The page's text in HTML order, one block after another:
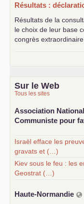
Résultats :
Résultats de la
le choix de leur base
congrès
Sur le Web
Tous les sites
Association
Communiste pour
Israël efface les
gravats et (…)
Kiev sous le feu : les
Geostrat (…)
Haute-Normandie